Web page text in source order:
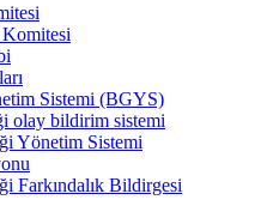
Sistemi (BGYS)
olay bildirim sistemi
Yönetim Sistemi
Farkındalık Bildirgesi